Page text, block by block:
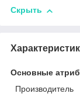
Скрыть
Основные
Производитель